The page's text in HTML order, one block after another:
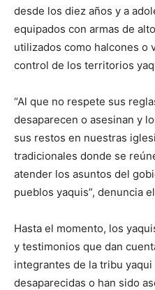
desde los diez años y a
equipados con armas de
utilizados como halcones o
control de los territorios
“Al que no respete sus
desaparecen o asesinan y
sus restos en nuestras
tradicionales donde se
atender los asuntos del
pueblos yaquis”, denuncia
Hasta el momento, los
y testimonios que dan
integrantes de la tribu
desaparecidas o han sido